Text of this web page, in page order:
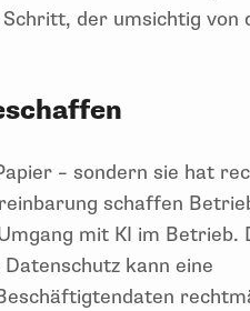
der umsichtig von
– sondern sie hat
schaffen
mit KI im Betrieb.
kann eine